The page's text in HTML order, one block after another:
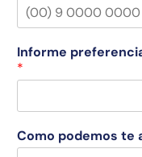
Informe
*
Como podemos te